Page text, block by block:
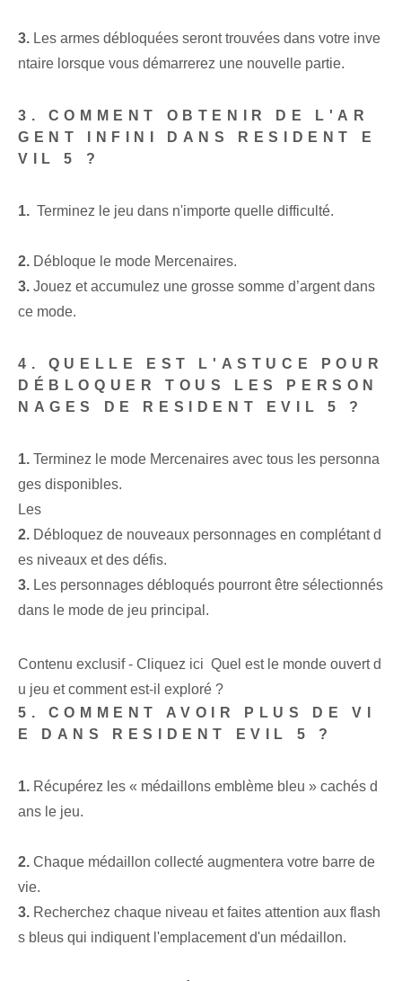
3. Les armes débloquées seront trouvées dans votre inve
ntaire lorsque vous démarrerez une nouvelle partie.
3. COMMENT OBTENIR DE L'AR
GENT INFINI DANS RESIDENT E
VIL 5 ?
1. ⁣ Terminez le jeu⁢ dans n'importe quelle difficulté.
2. Débloque le mode Mercenaires.
3. Jouez et accumulez une grosse somme d’argent dans
ce mode.
4. QUELLE EST L'ASTUCE POUR
DÉBLOQUER TOUS LES PERSON
NAGES DE RESIDENT EVIL 5 ?
1. Terminez le mode Mercenaires avec tous les personna
ges disponibles.
Les
2. Débloquez de nouveaux personnages en complétant d
es niveaux et des défis.
3. Les personnages débloqués pourront être sélectionnés
dans le mode de jeu principal.
Contenu exclusif - Cliquez ici Quel est le monde ouvert d
u jeu et comment est-il exploré ?
5. COMMENT AVOIR PLUS DE VI
E DANS RESIDENT EVIL 5 ?
1. ​Récupérez les « médaillons emblème bleu » cachés d
ans le jeu.
2. Chaque médaillon collecté augmentera votre barre de
vie.
3. Recherchez chaque niveau et faites attention aux flash
s bleus qui indiquent l'emplacement d'un médaillon.